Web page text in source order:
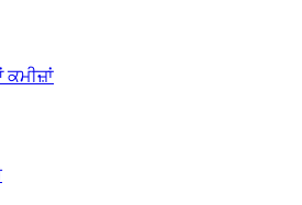
ਕਮੀਜ਼ਾਂ